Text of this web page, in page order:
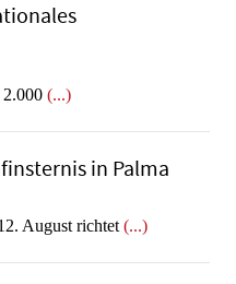
2.000 (...)
in Palma
August richtet (...)